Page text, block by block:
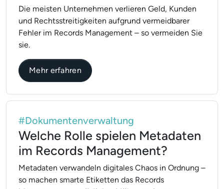
Die meisten Unternehmen verlieren Geld, Kunden
und Rechtsstreitigkeiten aufgrund vermeidbarer
Fehler im Records Management – so vermeiden Sie
sie.
Mehr erfahrenüber Häufige Fehler im Records
#Dokumentenverwaltung
Welche Rolle spielen Metadaten
im Records Management?
Metadaten verwandeln digitales Chaos in Ordnung –
so machen smarte Etiketten das Records